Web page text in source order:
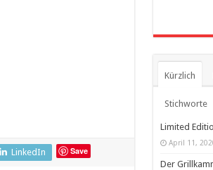
LinkedIn Save
Kürzlich
Stichworte
Limited
April 11,
Der